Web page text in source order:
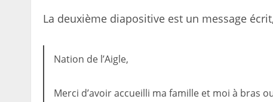
La deuxième diapositive est un message
Nation de l’Aigle,
Merci d’avoir accueilli ma famille et moi à bras